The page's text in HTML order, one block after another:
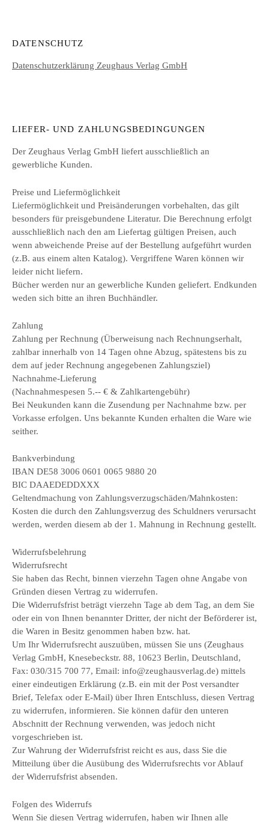
DATENSCHUTZ
Datenschutzerklärung Zeughaus Verlag GmbH
LIEFER- UND ZAHLUNGSBEDINGUNGEN
Der Zeughaus Verlag GmbH liefert ausschließlich an
gewerbliche Kunden.
Preise und Liefermöglichkeit
Liefermöglichkeit und Preisänderungen vorbehalten, das gilt
besonders für preisgebundene Literatur. Die Berechnung erfolgt
ausschließlich nach den am Liefertag gültigen Preisen, auch
wenn abweichende Preise auf der Bestellung aufgeführt wurden
(z.B. aus einem alten Katalog). Vergriffene Waren können wir
leider nicht liefern.
Bücher werden nur an gewerbliche Kunden geliefert. Endkunden
weden sich bitte an ihren Buchhändler.
Zahlung
Zahlung per Rechnung (Überweisung nach Rechnungserhalt,
zahlbar innerhalb von 14 Tagen ohne Abzug, spätestens bis zu
dem auf jeder Rechnung angegebenen Zahlungsziel)
Nachnahme-Lieferung
(Nachnahmespesen 5.-- € & Zahlkartengebühr)
Bei Neukunden kann die Zusendung per Nachnahme bzw. per
Vorkasse erfolgen. Uns bekannte Kunden erhalten die Ware wie
seither.
Bankverbindung
IBAN DE58 3006 0601 0065 9880 20
BIC DAAEDEDDXXX
Geltendmachung von Zahlungsverzugschäden/Mahnkosten:
Kosten die durch den Zahlungsverzug des Schuldners verursacht
werden, werden diesem ab der 1. Mahnung in Rechnung gestellt.
Widerrufsbelehrung
Widerrufsrecht
Sie haben das Recht, binnen vierzehn Tagen ohne Angabe von
Gründen diesen Vertrag zu widerrufen.
Die Widerrufsfrist beträgt vierzehn Tage ab dem Tag, an dem Sie
oder ein von Ihnen benannter Dritter, der nicht der Beförderer ist,
die Waren in Besitz genommen haben bzw. hat.
Um Ihr Widerrufsrecht auszuüben, müssen Sie uns (Zeughaus
Verlag GmbH, Knesebeckstr. 88, 10623 Berlin, Deutschland,
Fax: 030/315 700 77, Email: info@zeughausverlag.de) mittels
einer eindeutigen Erklärung (z.B. ein mit der Post versandter
Brief, Telefax oder E-Mail) über Ihren Entschluss, diesen Vertrag
zu widerrufen, informieren. Sie können dafür den unteren
Abschnitt der Rechnung verwenden, was jedoch nicht
vorgeschrieben ist.
Zur Wahrung der Widerrufsfrist reicht es aus, dass Sie die
Mitteilung über die Ausübung des Widerrufsrechts vor Ablauf
der Widerrufsfrist absenden.
Folgen des Widerrufs
Wenn Sie diesen Vertrag widerrufen, haben wir Ihnen alle